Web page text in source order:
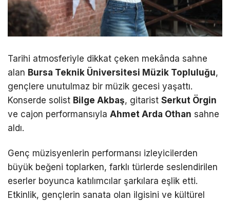
Tarihi atmosferiyle dikkat çeken mekânda sahne
alan Bursa Teknik Üniversitesi Müzik Topluluğu,
gençlere unutulmaz bir müzik gecesi yaşattı.
Konserde solist Bilge Akbaş, gitarist Serkut Örgin
ve cajon performansıyla Ahmet Arda Othan sahne
aldı.
Genç müzisyenlerin performansı izleyicilerden
büyük beğeni toplarken, farklı türlerde seslendirilen
eserler boyunca katılımcılar şarkılara eşlik etti.
Etkinlik, gençlerin sanata olan ilgisini ve kültürel